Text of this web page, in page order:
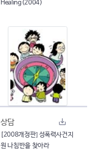
Healing(2004)
상담
[2008개정판] 성폭력사건지
원 나침반을 찾아라